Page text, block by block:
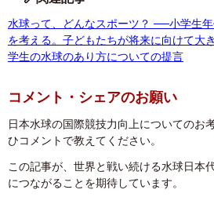
水球って、どんなスポーツ？ ──小学生
を考える。子どもたちが将来に向けて大
学生の水球のあり方についての提言
コメント・シェアのお願い
日本水球の国際競技力向上についてのお
ひコメントで教えてください。
この記事が、世界と戦い続ける水球日本
につながることを期待しています。